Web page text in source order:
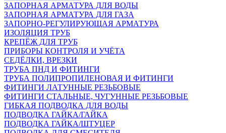
ЗАПОРНАЯ АРМАТУРА ДЛЯ ВОДЫ
ЗАПОРНАЯ АРМАТУРА ДЛЯ ГАЗА
ЗАПОРНО-РЕГУЛИРУЮЩАЯ АРМАТУРА
ИЗОЛЯЦИЯ ТРУБ
КРЕПЁЖ ДЛЯ ТРУБ
ПРИБОРЫ КОНТРОЛЯ И УЧЁТА
СЕДЁЛКИ, ВРЕЗКИ
ТРУБА ПНД И ФИТИНГИ
ТРУБА ПОЛИПРОПИЛЕНОВАЯ И ФИТИНГИ
ФИТИНГИ ЛАТУННЫЕ РЕЗЬБОВЫЕ
ФИТИНГИ СТАЛЬНЫЕ, ЧУГУННЫЕ РЕЗЬБОВЫЕ
ГИБКАЯ ПОДВОДКА ДЛЯ ВОДЫ
ПОДВОДКА ГАЙКА/ГАЙКА
ПОДВОДКА ГАЙКА/ШТУЦЕР